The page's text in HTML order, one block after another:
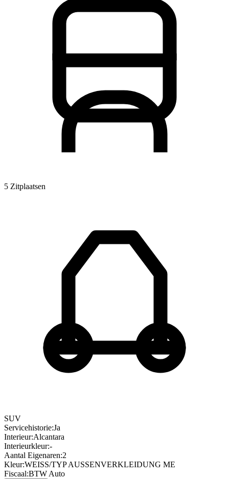
5 Zitplaatsen
SUV
Servicehistorie:Ja
Interieur:Alcantara
Interieurkleur:-
Aantal Eigenaren:2
Kleur:WEISS/TYP AUSSENVERKLEIDUNG ME
Fiscaal:BTW Auto